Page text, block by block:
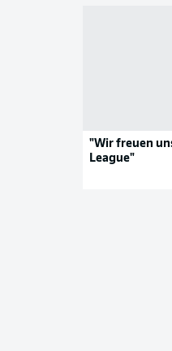
"Wir freuen
League"